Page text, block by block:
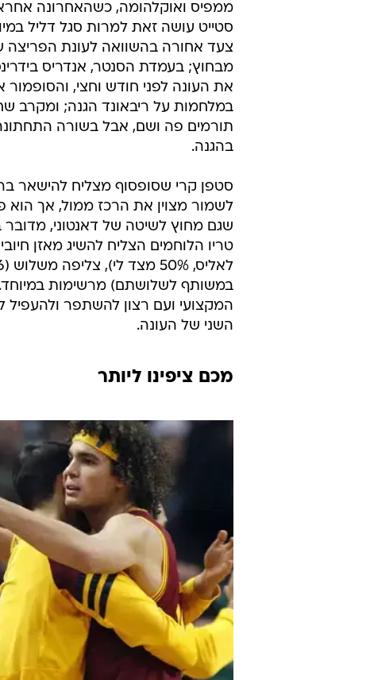
ממפיס ואוקלהומה, כשהאחרונה
סטייט עושה זאת למרות סגל דליל
צעד אחורה בהשוואה לעונת
מבחוץ; בעמדת הסנטר, אנדריס
את העונה לפני חודש וחצי,
במלחמות על ריבאונד הגנה; ומקרב
תורמים פה ושם, אבל בשורה
בהגנה.
סטפן קרי שסופסוף מצליח להישאר
לשמור מצוין את הרכז ממול, אך הוא
במשותף לשלושתם) מרשימות במיוחד.
המקצועי ועם רצון להשתפר ולהעפיל
השני של העונה.
מכם ציפינו ליותר